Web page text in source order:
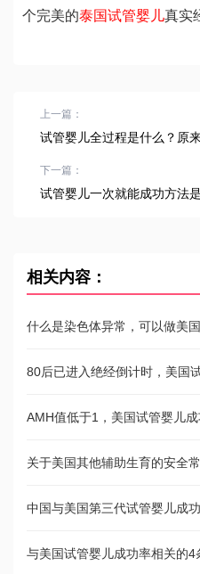
个完美的泰国试管婴儿真实
上一篇：
试管婴儿全过程是什么？原
下一篇：
试管婴儿一次就能成功方法
相关内容：
什么是染色体异常，可以做美
80后已进入绝经倒计时，美国
AMH值低于1，美国试管婴儿
关于美国其他辅助生育的安全
中国与美国第三代试管婴儿成
与美国试管婴儿成功率相关的4